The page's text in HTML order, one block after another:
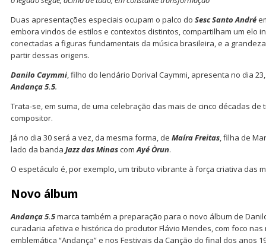
Duas apresentações especiais ocupam o palco do Sesc Santo André
embora vindos de estilos e contextos distintos, compartilham um elo
conectadas a figuras fundamentais da música brasileira, e a
partir dessas origens.
Danilo Caymmi, filho do lendário Dorival Caymmi, apresenta no dia
Andança 5.5.
Trata-se, em suma, de uma celebração das mais de cinco décadas de
compositor.
Já no dia 30 será a vez, da mesma forma, de Maíra Freitas, filha de
lado da banda Jazz das MinascomAyé Òrun.
O espetáculo é, por exemplo, um tributo vibrante à força criativa das
Novo álbum
Andança 5.5marca também a preparação para o novo álbum de
curadaria afetiva e histórica do produtor Flávio Mendes, com foco nas
emblemática “Andança” e nos Festivais da Canção do final dos anos